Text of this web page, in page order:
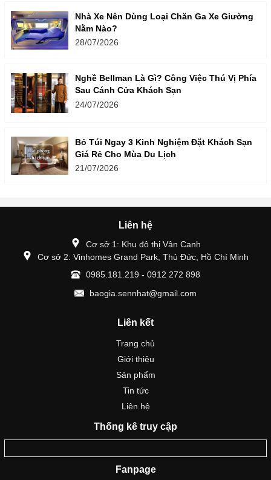
Nhà Xe Nên Dùng Loại Chăn Ga Xe Giường
Nằm Nào?
28/07/2026
Nghề Bellman Là Gì? Công Việc Thú Vị Phía
Sau Cánh Cửa Khách Sạn
24/07/2026
Bỏ Túi Ngay 3 Kinh Nghiệm Đặt Khách Sạn
Giá Rẻ Cho Mùa Du Lịch
21/07/2026
Liên hệ
Cơ sở 1: Khu đô thị Vân Canh
Cơ sở 2: Vinhomes Grand Park, Thủ Đức, Hồ Chí Minh
0985.181.219 - 0912 272 898
baogia.sennhat@gmail.com
Liên kết
Trang chủ
Giới thiệu
Sản phẩm
Tin tức
Liên hệ
Thống kê truy cập
Fanpage